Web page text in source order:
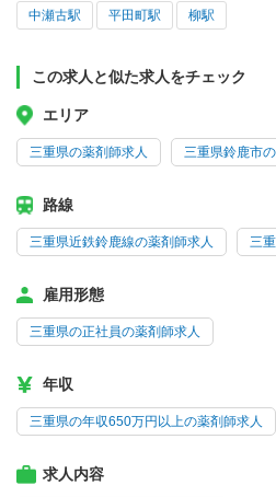
中瀬古駅 平田町駅 柳駅
この求人と似た求人をチェック
エリア
三重県の薬剤師求人 三重県鈴鹿市
路線
三重県近鉄鈴鹿線の薬剤師求人 三
雇用形態
三重県の正社員の薬剤師求人
年収
三重県の年収650万円以上の薬剤師求人
求人内容